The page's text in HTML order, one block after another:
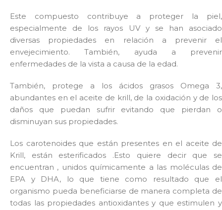
Este compuesto contribuye a proteger la piel,
especialmente de los rayos UV y se han asociado
diversas propiedades en relación a prevenir el
envejecimiento. También, ayuda a prevenir
enfermedades de la vista a causa de la edad.
También, protege a los ácidos grasos Omega 3,
abundantes en el aceite de krill, de la oxidación y de los
daños que puedan sufrir evitando que pierdan o
disminuyan sus propiedades.
Los carotenoides que están presentes en el aceite de
Krill, están esterificados .Esto quiere decir que se
encuentran , unidos químicamente a las moléculas de
EPA y DHA, lo que tiene como resultado que el
organismo pueda beneficiarse de manera completa de
todas las propiedades antioxidantes y que estimulen y